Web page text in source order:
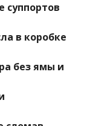
суппортов
в коробке
без ямы и